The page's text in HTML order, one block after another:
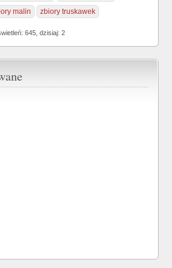
malin zbiory truskawek
645, dzisiaj: 2